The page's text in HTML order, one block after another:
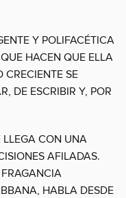
Y POLIFACÉTICA
HACEN QUE ELLA
CRECIENTE SE
DE ESCRIBIR Y, POR
LLEGA CON UNA
AFILADAS.
HABLA DESDE